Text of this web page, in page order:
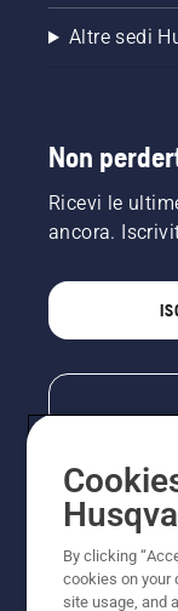
Altre sedi
Non
Ricevi le
ancora.
By clicking
cookies on your
site usage, and